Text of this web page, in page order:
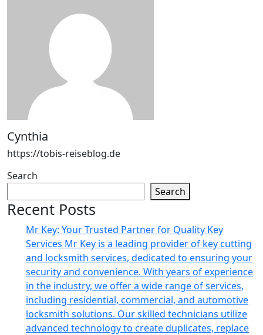
Cynthia
https://tobis-reiseblog.de
Search
Search
Recent Posts
Mr Key: Your Trusted Partner for Quality Key
Services Mr Key is a leading provider of key cutting
and locksmith services, dedicated to ensuring your
security and convenience. With years of experience
in the industry, we offer a wide range of services,
including residential, commercial, and automotive
locksmith solutions. Our skilled technicians utilize
advanced technology to create duplicates, replace